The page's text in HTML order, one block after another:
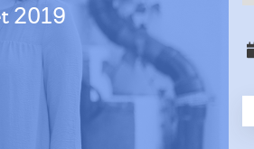
2019